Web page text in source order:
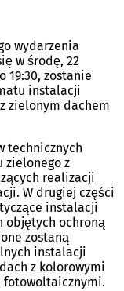
wydarzenia
w środę, 22
19:30, zostanie
instalacji
zielonym dachem
technicznych
zielonego z
realizacji
W drugiej części
instalacji
objętych ochroną
zostaną
instalacji
z kolorowymi
fotowoltaicznymi.